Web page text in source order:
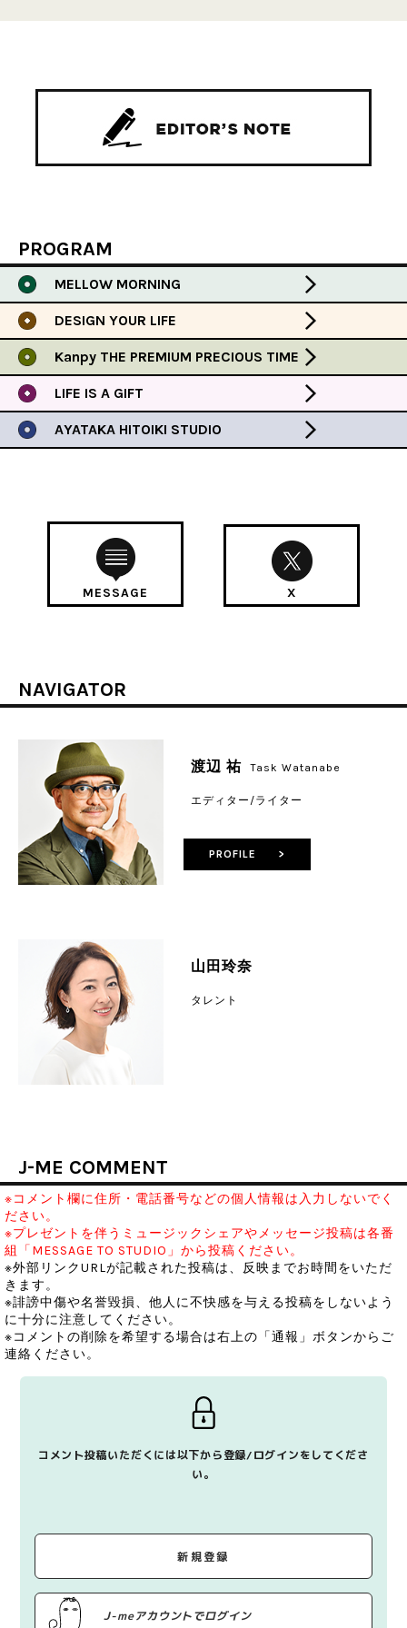
PROGRAM
MELLOW MORNING
DESIGN YOUR LIFE
Kanpy THE PREMIUM PRECIOUS TIME
LIFE IS A GIFT
AYATAKA HITOIKI STUDIO
MESSAGE X
NAVIGATOR
渡辺 祐 Task Watanabe
エディター/ライター
山田玲奈
タレント
PROFILE >
J-ME COMMENT
※コメント欄に住所・電話番号などの個人情報は入力しないでく
ださい。
※プレゼントを伴うミュージックシェアやメッセージ投稿は各番
組「MESSAGE TO STUDIO」から投稿ください。
※外部リンクURLが記載された投稿は、反映までお時間をいただ
きます。
※誹謗中傷や名誉毀損、他人に不快感を与える投稿をしないよう
に十分に注意してください。
※コメントの削除を希望する場合は右上の「通報」ボタンからご
連絡ください。
コメント投稿いただくには以下から登録/ログインをしてくださ
い。
新規登録
J-meアカウントでログイン